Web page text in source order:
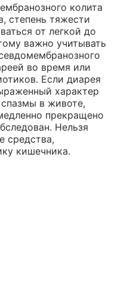
колита
степень тяжести
от легкой до
важно учитывать
во время или
Если диарея
характер
в животе,
прекращено
Нельзя
средства,
кишечника.